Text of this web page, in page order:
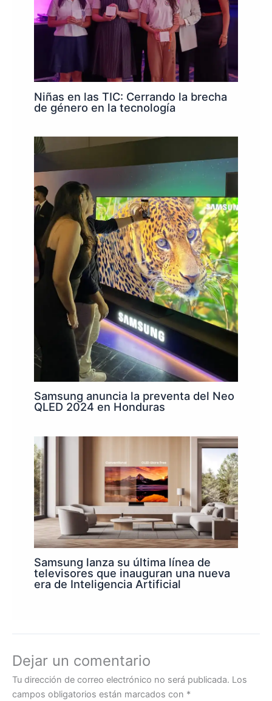
Niñas en las TIC: Cerrando la brecha
de género en la tecnología
Samsung anuncia la preventa del Neo
QLED 2024 en Honduras
Samsung lanza su última línea de
televisores que inauguran una nueva
era de Inteligencia Artificial
Dejar un comentario
Tu dirección de correo electrónico no será publicada. Los
campos obligatorios están marcados con *